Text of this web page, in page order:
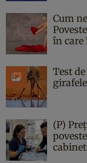
Cum
în care
Test
(P)